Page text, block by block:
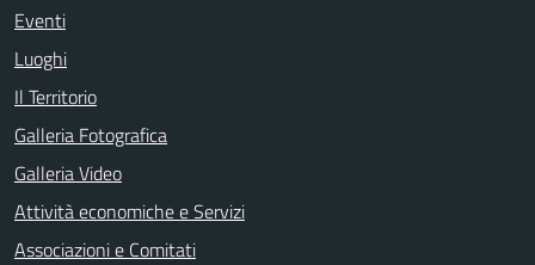
Eventi
Luoghi
Il Territorio
Galleria Fotografica
Galleria Video
Attività economiche e Servizi
Associazioni e Comitati